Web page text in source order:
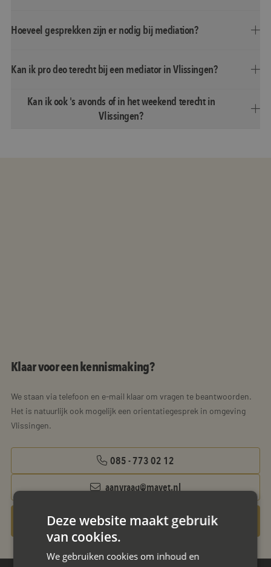
Hoeveel gesprekken zijn er nodig bij mediation?
Kan ik pro deo terecht bij een mediator in Vlissingen?
Kan ik ook 's avonds of in het weekend terecht in
Vlissingen?
Klaar voor een kennismaking?
We staan via telefoon en e-mail klaar om vragen te beantwoorden.
Het is natuurlijk ook mogelijk een orientatiegesprek in omgeving
Vlissingen.
085 - 773 02 12
aanvraag@mayet.nl
Gratis oriëntatiegesprek aanvragen
Deze website maakt gebruik
van cookies.
We gebruiken cookies om inhoud en